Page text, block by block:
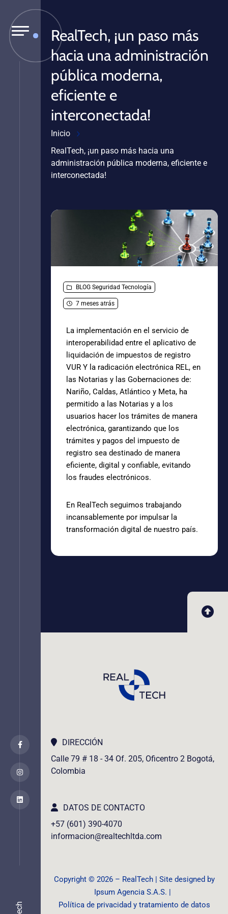
RealTech, ¡un paso más
hacia una administración
pública moderna,
eficiente e
interconectada!
Inicio
RealTech, ¡un paso más hacia una
administración pública moderna, eficiente e
interconectada!
BLOG Seguridad Tecnología
7 meses atrás
La implementación en el servicio de
interoperabilidad entre el aplicativo de
liquidación de impuestos de registro
VUR Y la radicación electrónica REL, en
las Notarias y las Gobernaciones de:
Nariño, Caldas, Atlántico y Meta, ha
permitido a las Notarias y a los
usuarios hacer los trámites de manera
electrónica, garantizando que los
trámites y pagos del impuesto de
registro sea destinado de manera
eficiente, digital y confiable, evitando
los fraudes electrónicos.
En RealTech seguimos trabajando
incansablemente por impulsar la
transformación digital de nuestro país.
DIRECCIÓN
Calle 79 # 18 - 34 Of. 205, Oficentro 2 Bogotá,
Colombia
DATOS DE CONTACTO
+57 (601) 390-4070
informacion@realtechltda.com
Copyright ©️ 2026 – RealTech | Site designed by
Ipsum Agencia S.A.S. |
Política de privacidad y tratamiento de datos